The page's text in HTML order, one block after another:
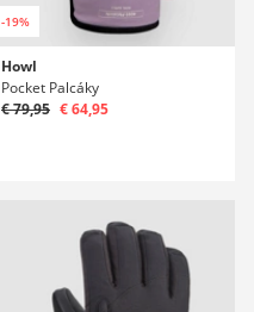
-19%
Howl
Pocket Palcáky
€ 79,95 € 64,95